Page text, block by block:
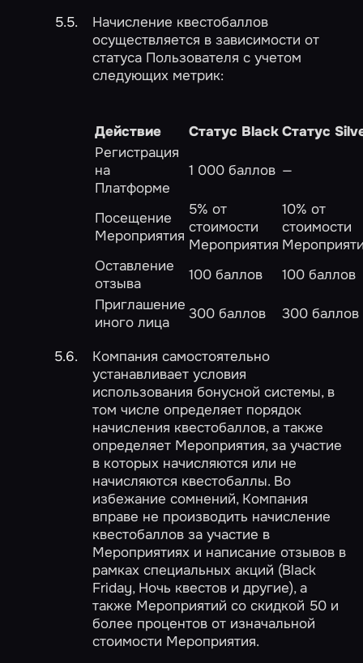
Начисление квестобаллов
осуществляется в зависимости от
статуса Пользователя с учетом
следующих метрик:
Действие Статус Black Статус
Регистрация
на
Платформе
1 000 баллов —
Посещение
Мероприятия
5% от
стоимости
Мероприятия
10% от
стоимости
Оставление
отзыва
100 баллов
100 баллов
Приглашение
иного лица
300 баллов 300 баллов
Компания самостоятельно
устанавливает условия
использования бонусной системы, в
том числе определяет порядок
начисления квестобаллов, а также
определяет Мероприятия, за участие
в которых начисляются или не
начисляются квестобаллы. Во
избежание сомнений, Компания
вправе не производить начисление
квестобаллов за участие в
Мероприятиях и написание отзывов в
рамках специальных акций (Black
Friday, Ночь квестов и другие), а
также Мероприятий со скидкой 50 и
более процентов от изначальной
стоимости Мероприятия.